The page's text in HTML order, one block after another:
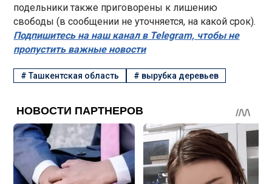
подельники также приговорены к лишению
свободы (в сообщении не уточняется, на какой срок).
Подпишитесь на наш канал в Telegram, чтобы не
пропустить важные новости
#Ташкентская область # вырубка деревьев